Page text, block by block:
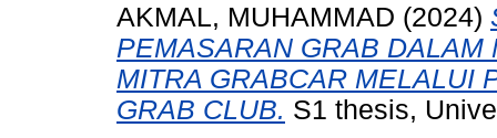
AKMAL, MUHAMMAD (2024)
PEMASARAN GRAB DALAM
MITRA GRABCAR MELALUI
GRAB CLUB. S1 thesis,